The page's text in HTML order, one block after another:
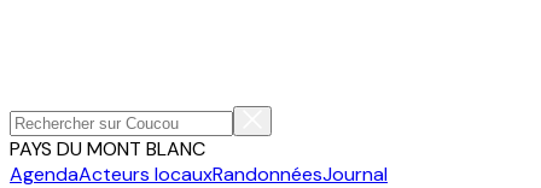
PAYS DU MONT BLANC
AgendaActeurs locauxRandonnéesJournal